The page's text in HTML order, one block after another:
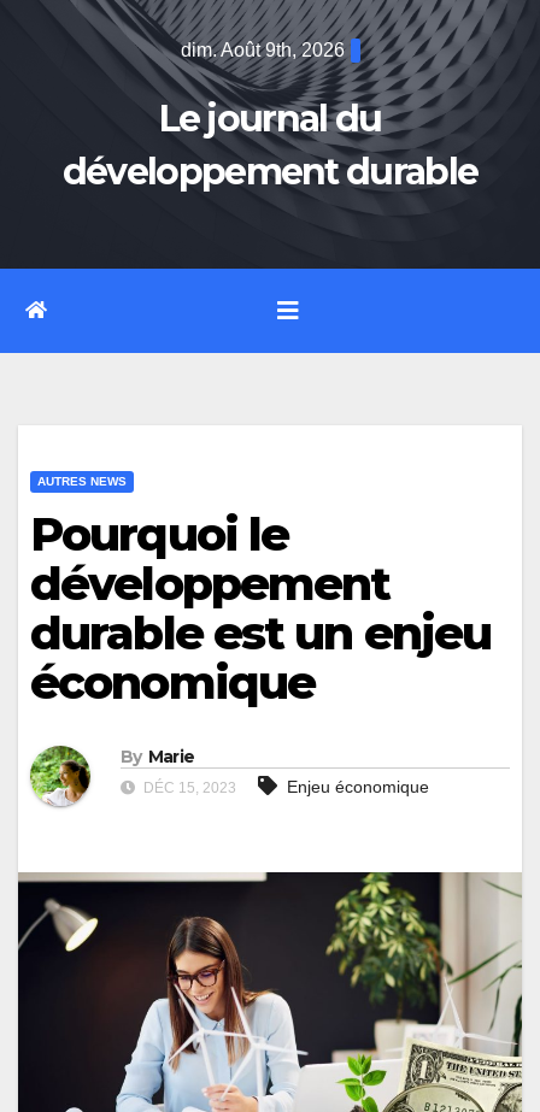
dim. Août 9th, 2026
Le journal du
développement durable
AUTRES NEWS
Pourquoi le
développement
durable est un enjeu
économique
By Marie
DÉC 15, 2023 Enjeu économique